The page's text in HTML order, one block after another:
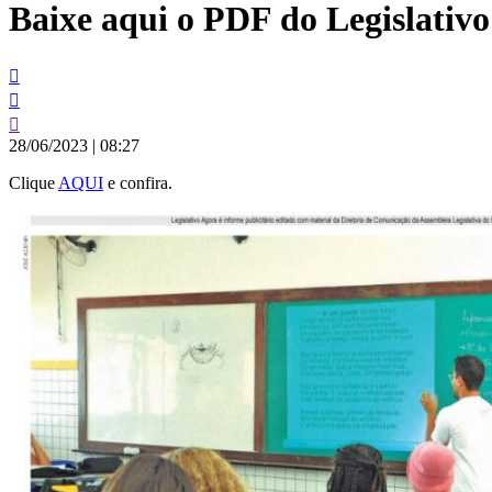
conteúdo
Baixe aqui o PDF do
28/06/2023 | 08:27
Clique AQUI e confira.